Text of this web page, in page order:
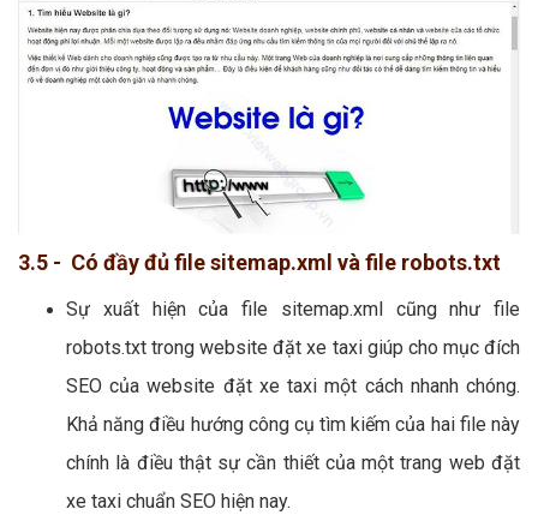
3.5 - Có đầy đủ file sitemap.xml và file robots.txt
Sự xuất hiện của file sitemap.xml cũng như file
robots.txt trong website đặt xe taxi giúp cho mục đích
SEO của website đặt xe taxi một cách nhanh chóng.
Khả năng điều hướng công cụ tìm kiếm của hai file này
chính là điều thật sự cần thiết của một trang web đặt
xe taxi chuẩn SEO hiện nay.